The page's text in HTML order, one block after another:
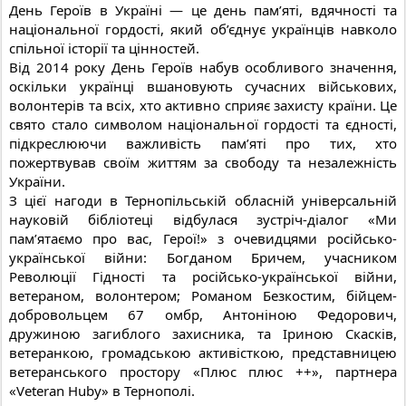
День Героїв в Україні — це день пам’яті, вдячності та
національної гордості, який об’єднує українців навколо
спільної історії та цінностей.
Від 2014 року День Героїв набув особливого значення,
оскільки українці вшановують сучасних військових,
волонтерів та всіх, хто активно сприяє захисту країни. Це
свято стало символом національної гордості та єдності,
підкреслюючи важливість пам’яті про тих, хто
пожертвував своїм життям за свободу та незалежність
України.
З цієї нагоди в Тернопільській обласній універсальній
науковій бібліотеці відбулася зустріч-діалог «Ми
пам’ятаємо про вас, Герої!» з очевидцями російсько-
української війни: Богданом Бричем, учасником
Революції Гідності та російсько-української війни,
ветераном, волонтером; Романом Безкостим, бійцем-
добровольцем 67 омбр, Антоніною Федорович,
дружиною загиблого захисника, та Іриною Скасків,
ветеранкою, громадською активісткою, представницею
ветеранського простору «Плюс плюс ++», партнера
«Veteran Huby» в Тернополі.